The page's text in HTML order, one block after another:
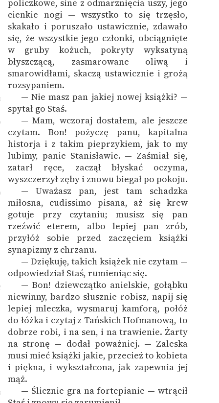
policzkowe, sine z odmarznięcia uszy, jego
cienkie nogi — wszystko to się trzęsło,
skakało i poruszało ustawicznie, zdawało
się, że wszystkie jego członki, obciągnięte
w gruby kożuch, pokryty wyksatyną
błyszczącą, zasmarowane oliwą i
smarowidłami, skaczą ustawicznie i grożą
rozsypaniem.
— Nie masz pan jakiej nowej książki? —
spytał go Staś.
— Mam, wczoraj dostałem, ale jeszcze
czytam. Bon! pożyczę panu, kapitalna
historja i z takim pieprzykiem, jak to my
lubimy, panie Stanisławie. — Zaśmiał się,
zatarł ręce, zaczął błyskać oczyma,
wyszczerzył zęby i znowu biegał po pokoju.
— Uważasz pan, jest tam schadzka
miłosna, cudissimo pisana, aż się krew
gotuje przy czytaniu; musisz się pan
rzeźwić eterem, albo lepiej pan zrób,
przyłóż sobie przed zaczęciem książki
synapizmy z chrzanu.
— Dziękuję, takich książek nie czytam —
odpowiedział Staś, rumieniąc się.
— Bon! dziewczątko anielskie, gołąbku
niewinny, bardzo słusznie robisz, napij się
lepiej mleczka, wysmaruj kamforą, połóż
do łóżka i czytaj z Tańskich Hofmanową, to
dobrze robi, i na sen, i na trawienie. Żarty
na stronę — dodał poważniej. — Zaleska
musi mieć książki jakie, przecież to kobieta
i piękna, i wykształcona, jak zapewnia jej
mąż.
— Ślicznie gra na fortepianie — wtrącił